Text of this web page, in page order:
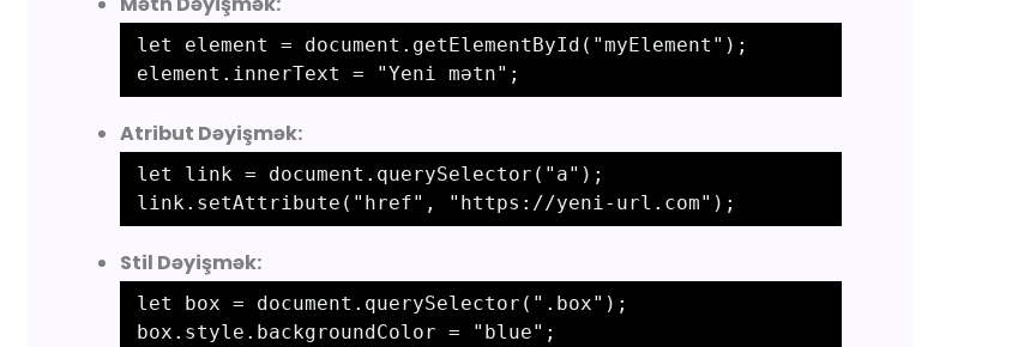
let element = document.getElementById("myElement");
element.innerText = "Yeni mətn";
Atribut Dəyişmək:
let link = document.querySelector("a");
link.setAttribute("href", "https://yeni-url.com");
Stil Dəyişmək:
let box = document.querySelector(".box");
box.style.backgroundColor = "blue";